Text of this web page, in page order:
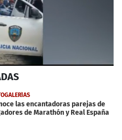
las encantadoras parejas de
de Marathón y Real España